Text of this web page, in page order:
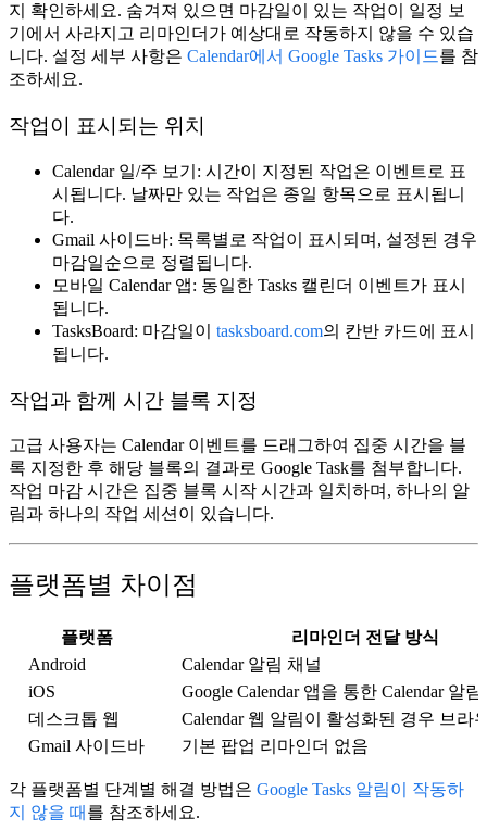
지 확인하세요. 숨겨져 있으면 마감일이 있는 작업이 일정 보
기에서 사라지고 리마인더가 예상대로 작동하지 않을 수 있습
니다. 설정 세부 사항은 Calendar에서 Google Tasks 가이드를 참
조하세요.
작업이 표시되는 위치
Calendar 일/주 보기: 시간이 지정된 작업은 이벤트로 표
시됩니다. 날짜만 있는 작업은 종일 항목으로 표시됩니
다.
Gmail 사이드바: 목록별로 작업이 표시되며, 설정된 경우
마감일순으로 정렬됩니다.
모바일 Calendar 앱: 동일한 Tasks 캘린더 이벤트가 표시
됩니다.
TasksBoard: 마감일이 tasksboard.com의 칸반 카드에 표시
됩니다.
작업과 함께 시간 블록 지정
고급 사용자는 Calendar 이벤트를 드래그하여 집중 시간을 블
록 지정한 후 해당 블록의 결과로 Google Task를 첨부합니다.
작업 마감 시간은 집중 블록 시작 시간과 일치하며, 하나의 알
림과 하나의 작업 세션이 있습니다.
플랫폼별 차이점
플랫폼
리마인더 전달 방식
Android
Calendar 알림 채널
iOS
Google Calendar 앱을 통한 Calendar 알림
데스크톱 웹
Calendar 웹 알림이 활성화된 경우 브라
Gmail 사이드바
기본 팝업 리마인더 없음
각 플랫폼별 단계별 해결 방법은 Google Tasks 알림이 작동하
지 않을 때 를 참조하세요.